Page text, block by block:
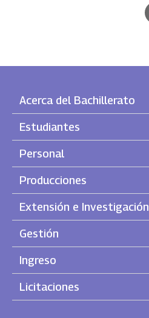
Acerca del Bachillerato
Estudiantes
Personal
Producciones
Extensión e Investigación
Gestión
Ingreso
Licitaciones